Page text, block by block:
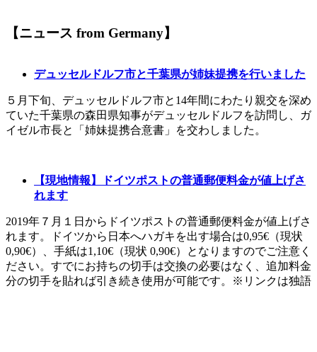
【ニュース from Germany】
デュッセルドルフ市と千葉県が姉妹提携を行いました
５月下旬、デュッセルドルフ市と14年間にわたり親交を深め
ていた千葉県の森田県知事がデュッセルドルフを訪問し、ガ
イゼル市長と「姉妹提携合意書」を交わしました。
【現地情報】ドイツポストの普通郵便料金が値上げさ
れます
2019年７月１日からドイツポストの普通郵便料金が値上げさ
れます。ドイツから日本へハガキを出す場合は0,95€（現状
0,90€）、手紙は1,10€（現状 0,90€）となりますのでご注意く
ださい。すでにお持ちの切手は交換の必要はなく、追加料金
分の切手を貼れば引き続き使用が可能です。※リンクは独語